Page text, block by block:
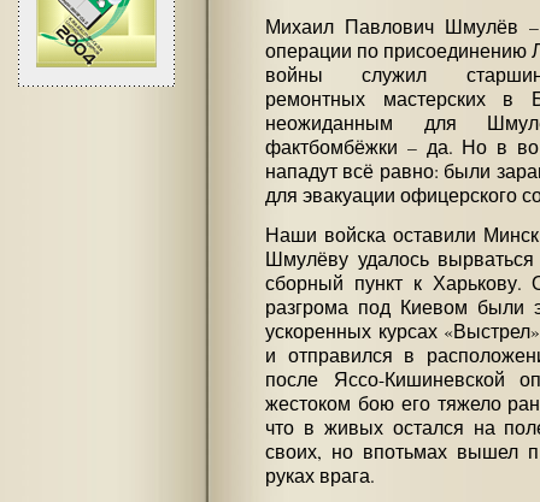
Михаил Павлович Шмулёв –
операции по присоединению
войны служил
ремонтных мастерских в
неожиданным для
фактбомбёжки – да. Но в
нападут всё равно: были
для эвакуации офицерского
Наши войска оставили
Шмулёву удалось
сборный пункт к Харькову.
разгрома под Киевом были
ускоренных курсах
и отправился в
после Яссо-Кишиневской
жестоком бою его тяжело
что в живых остался на
своих, но впотьмах вышел
руках врага.